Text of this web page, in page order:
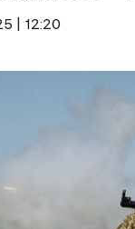
| 12:20